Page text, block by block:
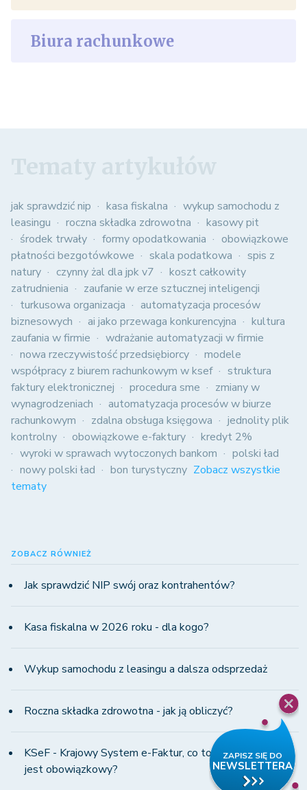
Biura rachunkowe
jak sprawdzić nip kasa fiskalna
wykup samochodu z
leasingu
roczna składka zdrowotna
kasowy pit
środek trwały
formy opodatkowania
obowiązkowe
płatności bezgotówkowe
skala podatkowa
spis z
natury
czynny żal dla jpk v7
koszt całkowity
zatrudnienia
zaufanie w erze sztucznej inteligencji
turkusowa organizacja
automatyzacja procesów
biznesowych
ai jako przewaga konkurencyjna
kultura
zaufania w firmie
wdrażanie automatyzacji w firmie
nowa rzeczywistość przedsiębiorcy
modele
współpracy z biurem rachunkowym w ksef
struktura
faktury elektronicznej
procedura sme
zmiany w
wynagrodzeniach
automatyzacja procesów w biurze
rachunkowym
zdalna obsługa księgowa
jednolity plik
kontrolny
obowiązkowe e-faktury
kredyt 2%
wyroki w sprawach wytoczonych bankom
polski ład
nowy polski ład
bon turystyczny Zobacz wszystkie
tematy
ZOBACZ RÓWNIEŻ
Jak sprawdzić NIP swój oraz kontrahentów?
Kasa fiskalna w 2026 roku - dla kogo?
Wykup samochodu z leasingu a dalsza odsprzedaż
Roczna składka zdrowotna - jak ją obliczyć?
KSeF - Krajowy System e-Faktur, co to jest i od kiedy
jest obowiązkowy?